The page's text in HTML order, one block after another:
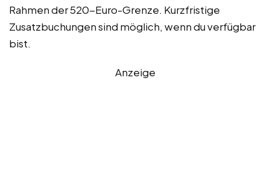
Rahmen der 520-Euro-Grenze. Kurzfristige
Zusatzbuchungen sind möglich, wenn du verfügbar
bist.
Anzeige